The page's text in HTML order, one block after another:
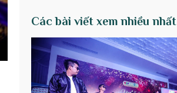
Các bài viết xem nhiều nhất